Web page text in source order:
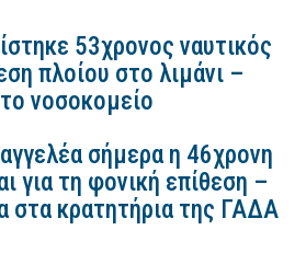
53χρονος ναυτικός
πλοίου στο λιμάνι –
νοσοκομείο
σήμερα η 46χρονη
για τη φονική επίθεση –
στα κρατητήρια της ΓΑΔΑ